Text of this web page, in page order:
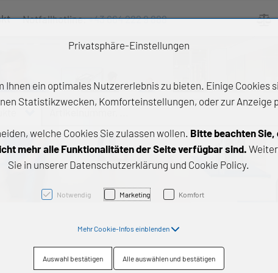
Notfallhotline:+43 664 222 9 888
und Gleitlager
Produkte
Privatsphäre-Einstellungen
Ihnen ein optimales Nutzererlebnis zu bieten. Einige Cookies
Statistikzwecken, Komforteinstellungen, oder zur Anzeige
welche Cookies Sie zulassen wollen. Bitte beachten
mehr alle Funktionalitäten der Seite verfügbar sind.
Sie in unserer Datenschutzerklärung und Cookie Policy.
Notwendig Marketing Komfort
Mehr Cookie-Infos einblenden
Auswahl bestätigen Alle auswählen und bestätigen